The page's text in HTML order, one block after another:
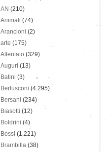
AN (210)
Animali (74)
Arancioni (2)
arte (175)
Attentato (329)
Auguri (13)
Batini (3)
Berlusconi (4.295)
Bersani (234)
Biasotti (12)
Boldrini (4)
Bossi (1.221)
Brambilla (38)